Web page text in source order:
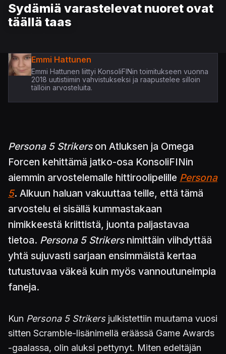
Sydämiä varastelevat nuoret ovat
täällä taas
Emmi Hattunen
Emmi Hattunen liittyi KonsoliFINin toimitukseen vuonna
2018 uutistiimin vahvistukseksi ja raapustelee silloin
tällöin arvosteluita.
Persona 5 Strikerson Atluksen ja Omega
Forcen kehittämä jatko-osa KonsoliFINin
aiemmin arvostelemalle hittiroolipelille Persona
5. Alkuun haluan vakuuttaa teille, että tämä
arvostelu ei sisällä kummastakaan
nimikkeestä kriittistä, juonta paljastavaa
tietoa. Persona 5 Strikersnimittäin viihdyttää
yhtä sujuvasti sarjaan ensimmäistä kertaa
tutustuvaa väkeä kuin myös vannoutuneimpia
faneja.
Kun Persona 5 Strikersjulkistettiin muutama vuosi
sitten Scramble-lisänimellä eräässä Game Awards
-gaalassa, olin aluksi pettynyt. Miten edeltäjän